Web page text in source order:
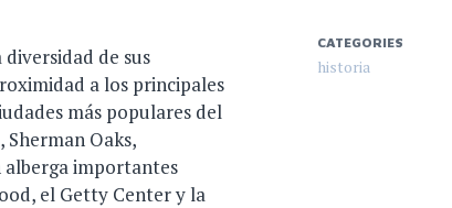
de sus
a los principales
más populares del
Sherman Oaks,
importantes
el Getty Center y la
CATEGORIES
historia